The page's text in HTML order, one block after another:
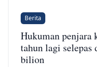
Berita
Hukuman penjara
tahun lagi selepas
bilion